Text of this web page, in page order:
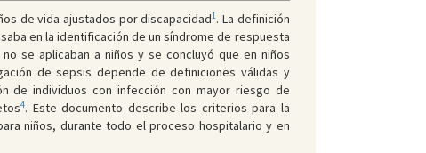
de vida ajustados por discapacidad1. La definición
en la identificación de un síndrome de respuesta
no se aplicaban a niños y se concluyó que en niños
de sepsis depende de definiciones válidas y
de individuos con infección con mayor riesgo de
4. Este documento describe los criterios para la
niños, durante todo el proceso hospitalario y en